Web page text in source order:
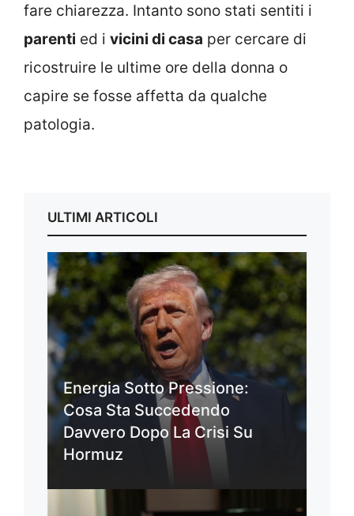
fare chiarezza. Intanto sono stati sentiti i
parenti ed i vicini di casa per cercare di
ricostruire le ultime ore della donna o
capire se fosse affetta da qualche
patologia.
ULTIMI ARTICOLI
Energia Sotto Pressione:
Cosa Sta Succedendo
Davvero Dopo La Crisi Su
Hormuz